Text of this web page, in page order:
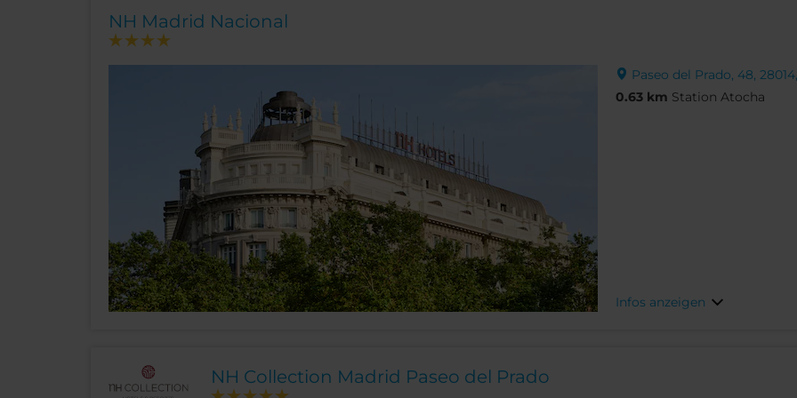
NH Madrid Nacional
Paseo del Prado, 48,
0.63 km Station Atocha
Infos anzeigen
NH Collection Madrid Paseo del Prado